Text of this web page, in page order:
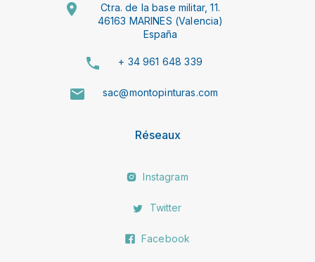
Ctra. de la base militar, 11.
46163 MARINES (Valencia)
España
+ 34 961 648 339
sac@montopinturas.com
Réseaux
Instagram
Twitter
Facebook